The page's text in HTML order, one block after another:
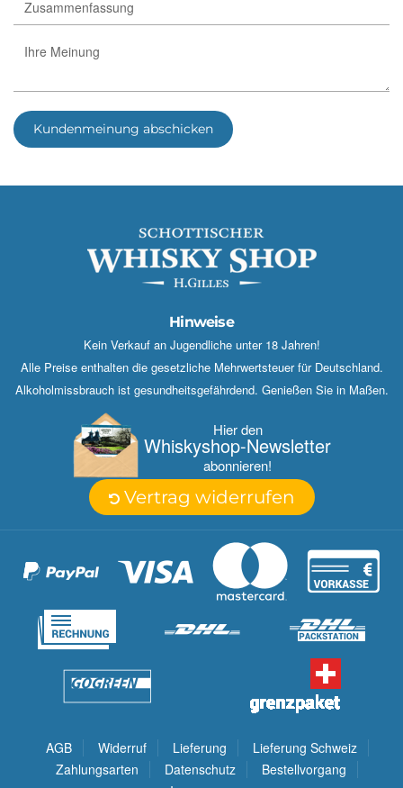
Kundenmeinung abschicken
Hinweise
Kein Verkauf an Jugendliche unter 18 Jahren!
Alle Preise enthalten die gesetzliche Mehrwertsteuer für Deutschland.
Alkoholmissbrauch ist gesundheitsgefährdend. Genießen Sie in Maßen.
Hier den
Whisky­shop-Newsletter
abonnieren!
Vertrag widerrufen
AGB Widerruf Lieferung
Lieferung Schweiz
Zahlungsarten
Datenschutz
Bestellvorgang